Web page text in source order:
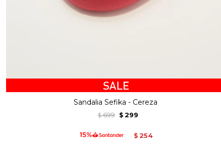
Sandalia Sefika - Cereza
$ 699 $ 299
$ 254